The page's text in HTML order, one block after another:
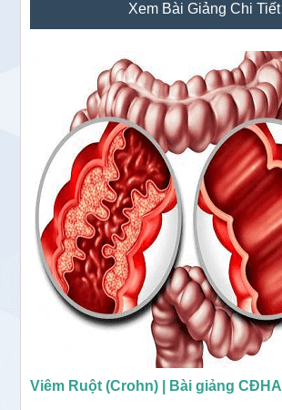
chính
Xem Bài Giảng Chi Tiết
Viêm Ruột (Crohn) | Bài giảng CĐHA